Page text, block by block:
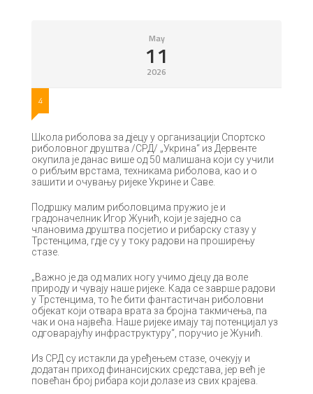
May
11
2026
4
Школа риболова за д‌јецу у организацији Спортско
риболовног друштва /СРД/ „Укрина“ из Дервенте
окупила је данас више од 50 малишана који су учили
о рибљим врстама, техникама риболова, као и о
зашити и очувању ријеке Укрине и Саве.
Подршку малим риболовцима пружио је и
градоначелник Игор Жунић, који је заједно са
члановима друштва посјетио и рибарску стазу у
Трстенцима, гдје су у току радови на проширењу
стазе.
„Важно је да од малих ногу учимо д‌јецу да воле
природу и чувају наше ријеке. Када се заврше радови
у Трстенцима, то ће бити фантастичан риболовни
објекат који отвара врата за бројна такмичења, па
чак и она највећа. Наше ријеке имају тај потенцијал уз
одговарајућу инфраструктуру“, поручио је Жунић.
Из СРД су истакли да уређењем стазе, очекују и
додатан приход финансијских средстава, јер већ је
повећан број рибара који долазе из свих крајева.